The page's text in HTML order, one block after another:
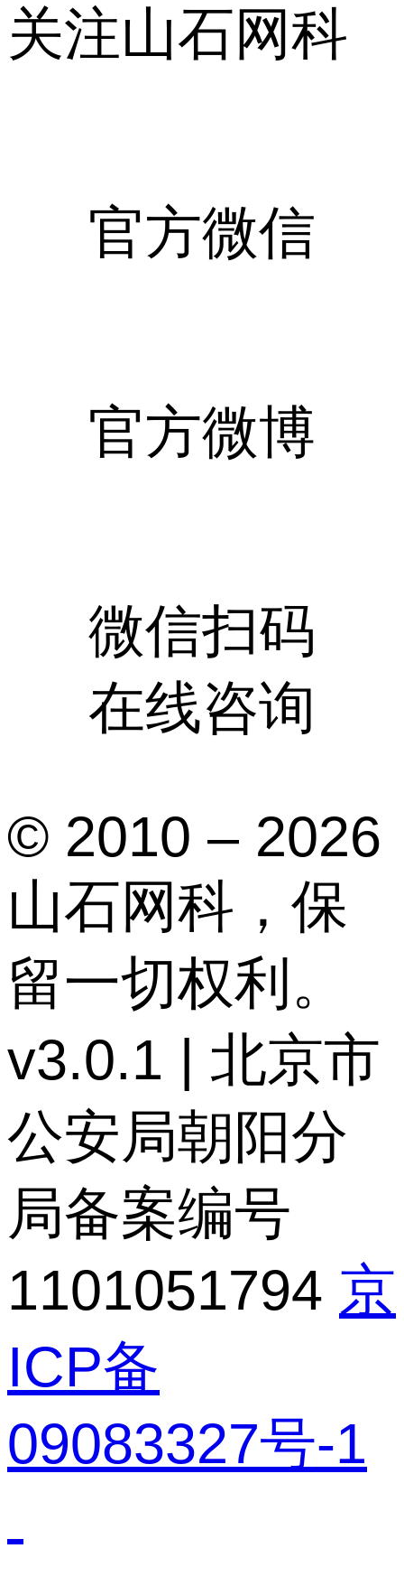
关注山石网科
官方微信
官方微博
微信扫码
在线咨询
© 2010 – 2026
山石网科，保
留一切权利。
v3.0.1 | 北京市
公安局朝阳分
局备案编号
1101051794 京
ICP备
09083327号-1